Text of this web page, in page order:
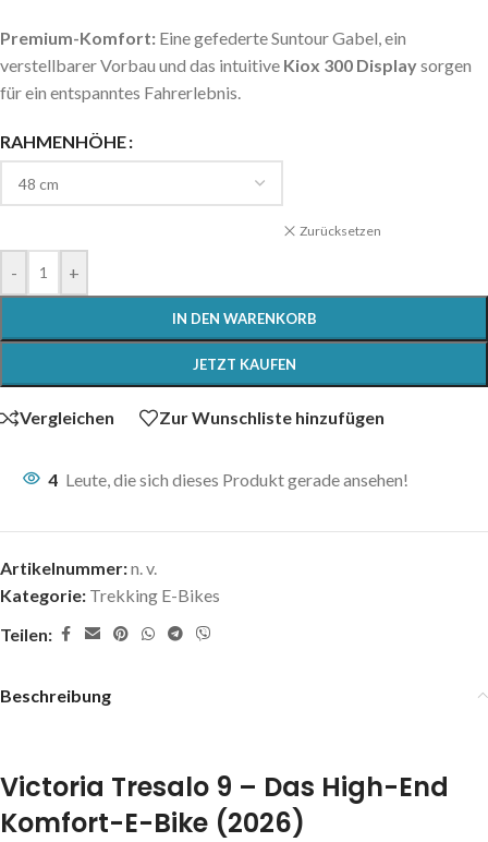
Premium-Komfort: Eine gefederte Suntour Gabel, ein
verstellbarer Vorbau und das intuitive Kiox 300 Displaysorgen
für ein entspanntes Fahrerlebnis.
RAHMENHÖHE
Zurücksetzen
- +
IN DEN WARENKORB
JETZT KAUFEN
Vergleichen Zur Wunschliste hinzufügen
4 Leute, die sich dieses Produkt gerade ansehen!
Artikelnummer:n. v.
Kategorie: Trekking E-Bikes
Teilen:
Beschreibung
Victoria Tresalo 9 – Das High-End
Komfort-E-Bike (2026)